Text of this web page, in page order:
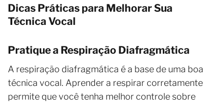
Dicas Práticas para Melhorar Sua
Técnica Vocal
Pratique a Respiração Diafragmática
A respiração diafragmática é a base de uma boa
técnica vocal. Aprender a respirar corretamente
permite que você tenha melhor controle sobre